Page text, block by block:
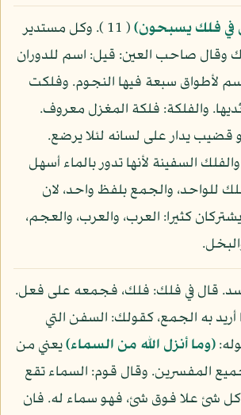
في فلك يسبحون)
( 11 ). وكل مستدير
وقال صاحب العين: قيل: اسم للدوران
لأطواق سبعة فيها النجوم. وفلكت
ثديها. والفلكة: فلكة المغزل معروف.
قضيب يدار على لسانه لئلا يرضع.
السفينة لأنها تدور بالماء أسهل
للواحد، والجمع بلفظ واحد، لان
وفعل ( 12 ) يشتركان كثيرا: العرب، والعرب، والعجم،
قال في فلك: فلك، فجمعه على فعل.
أريد به الجمع، كقولك: السفن التي
(وما أنزل الله من السماء)يعني من
المفسرين. وقال قوم: السماء تقع
شئ علا فوق شئ، فهو سماء له. فان